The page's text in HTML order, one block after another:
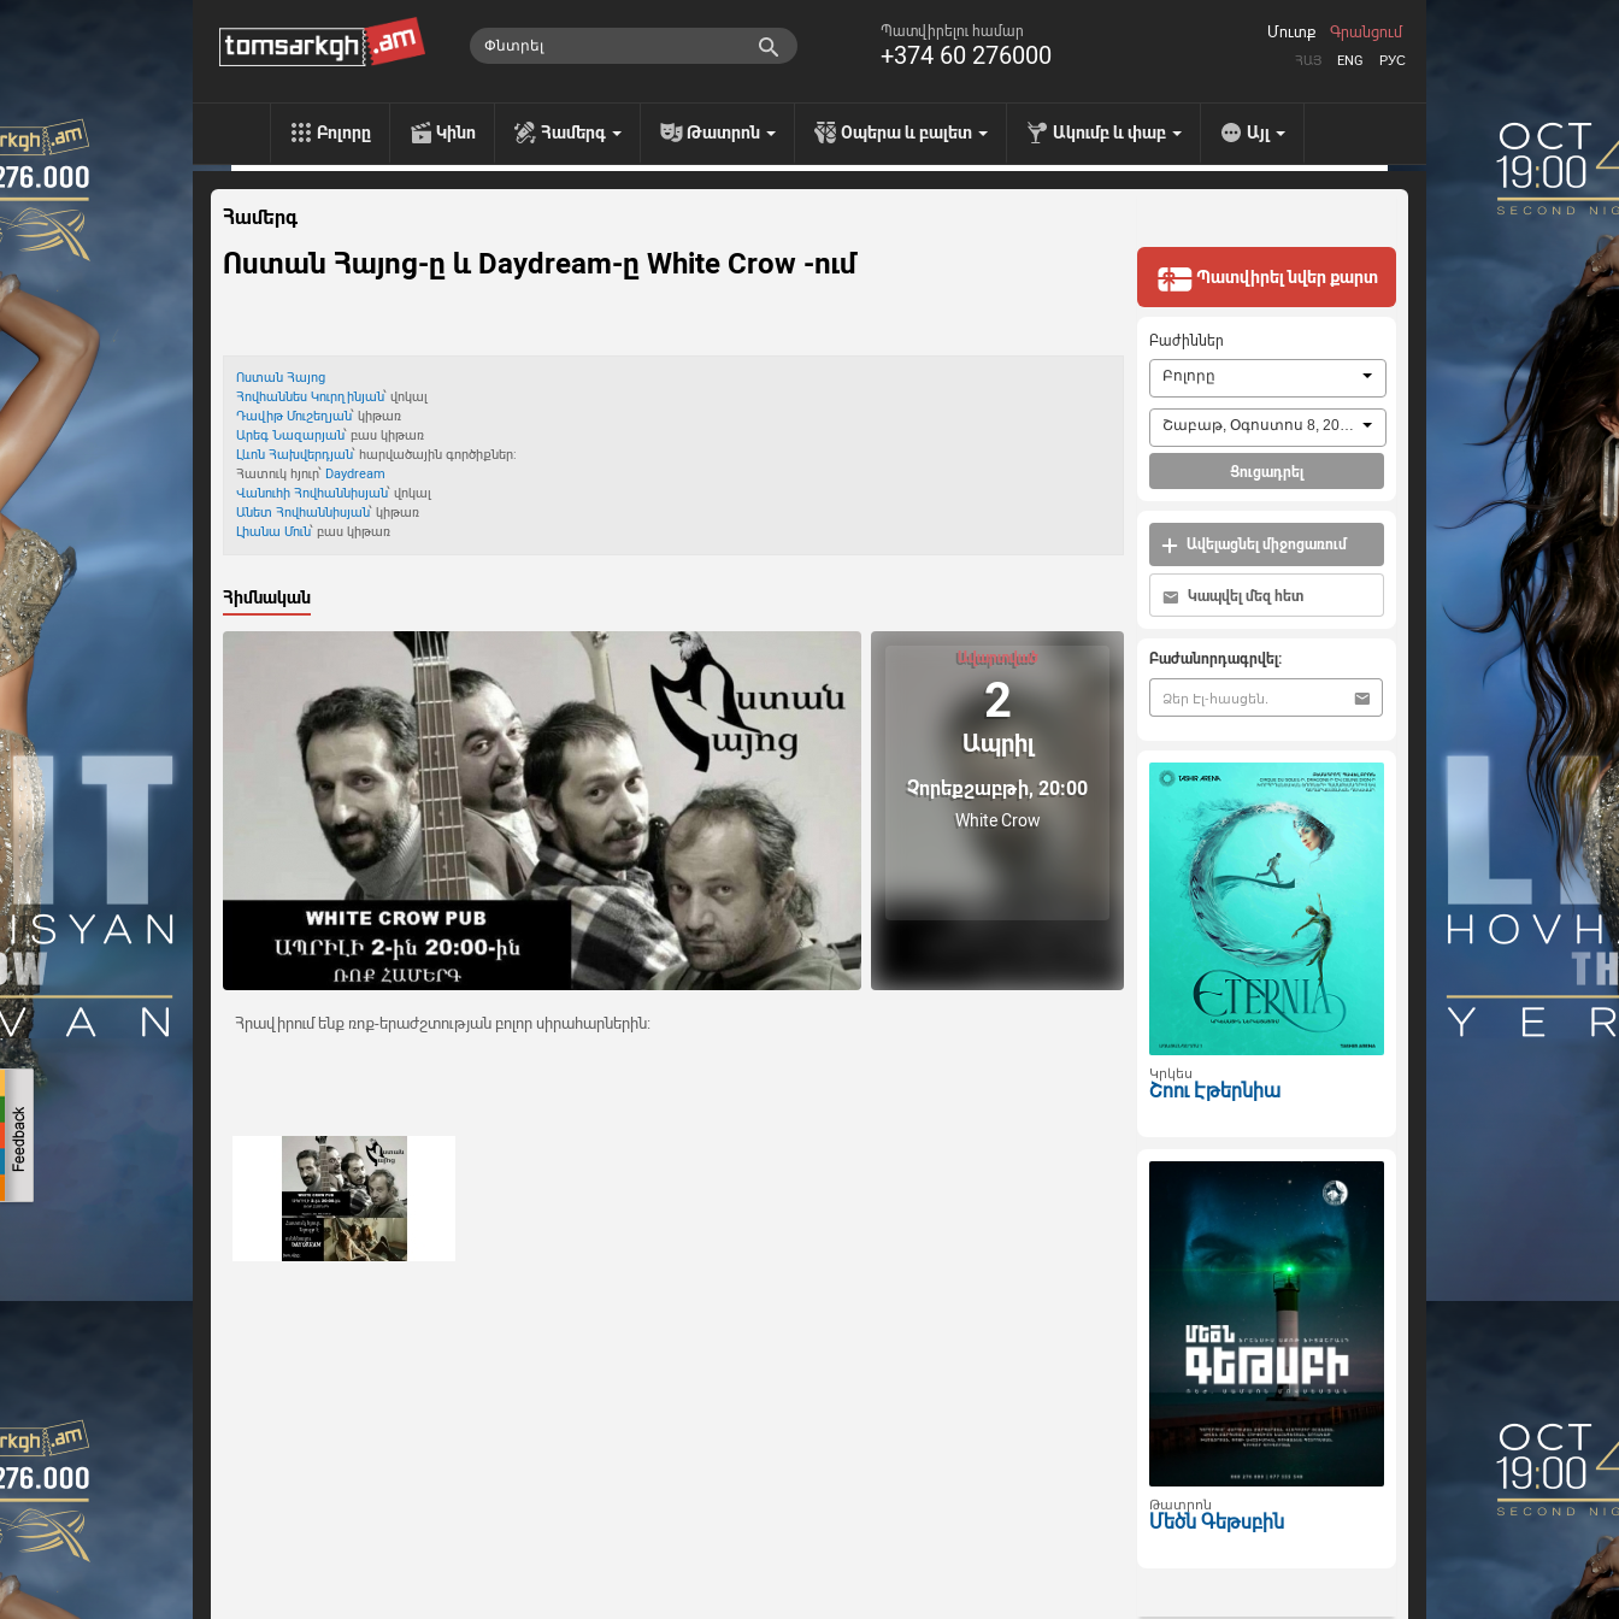
Պատվիրելու համար
+374 60 276000 ՀԱՅ ENG РУС
Մուտք Գրանցում
Բոլորը Կինո Համերգ Թատրոն Օպերա և բալետ Ակումբ և փաբ Այլ
Համերգ
Ոստան Հայոց-ը և Daydream-ը White Crow -ում
Ոստան Հայոց
Հովհաննես Կուրղինյան՝ վոկալ
Դավիթ Մուշեղյան՝ կիթառ
Արեգ Նազարյան՝ բաս կիթառ
Լևոն Հախվերդյան՝ հարվածային գործիքներ:
Հատուկ հյուր՝ Daydream
Վանուհի Հովհաննիսյան՝ վոկալ
Անետ Հովհաննիսյան՝ կիթառ
Լիանա Մուն՝ բաս կիթառ
Հիմնական
Ավարտված
2
Ապրիլ
Չորեքշաբթի, 20:00
White Crow
Հրավիրում ենք ռոք-երաժշտության բոլոր սիրահարներին:
Պատվիրել նվեր քարտ
Բաժիններ
Բոլորը
Շաբաթ, Օգոստոս 8, 2026
Ցուցադրել
Ավելացնել միջոցառում
Կապվել մեզ հետ
Բաժանորդագրվել:
Կրկես
Շոու Էթերնիա
Թատրոն
Մեծն Գեթսբին